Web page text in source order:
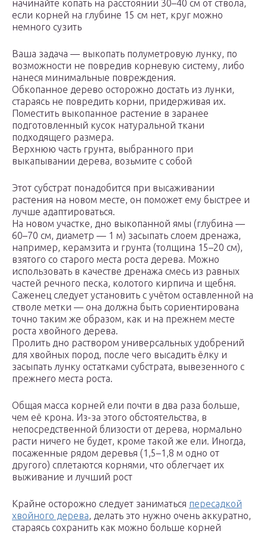
начинайте копать на расстоянии 30–40 см от ствола,
если корней на глубине 15 см нет, круг можно
немного сузить
Ваша задача — выкопать полуметровую лунку, по
возможности не повредив корневую систему, либо
нанеся минимальные повреждения.
Обкопанное дерево осторожно достать из лунки,
стараясь не повредить корни, придерживая их.
Поместить выкопанное растение в заранее
подготовленный кусок натуральной ткани
подходящего размера.
Верхнюю часть грунта, выбранного при
выкапывании дерева, возьмите с собой
Этот субстрат понадобится при высаживании
растения на новом месте, он поможет ему быстрее и
лучше адаптироваться.
На новом участке, дно выкопанной ямы (глубина —
60–70 см, диаметр — 1 м) засыпать слоем дренажа,
например, керамзита и грунта (толщина 15–20 см),
взятого со старого места роста дерева. Можно
использовать в качестве дренажа смесь из равных
частей речного песка, колотого кирпича и щебня.
Саженец следует установить с учётом оставленной на
стволе метки — она должна быть сориентирована
точно таким же образом, как и на прежнем месте
роста хвойного дерева.
Пролить дно раствором универсальных удобрений
для хвойных пород, после чего высадить ёлку и
засыпать лунку остатками субстрата, вывезенного с
прежнего места роста.
Общая масса корней ели почти в два раза больше,
чем её крона. Из-за этого обстоятельства, в
непосредственной близости от дерева, нормально
расти ничего не будет, кроме такой же ели. Иногда,
посаженные рядом деревья (1,5–1,8 м одно от
другого) сплетаются корнями, что облегчает их
выживание и лучший рост
Крайне осторожно следует заниматься пересадкой
хвойного дерева, делать это нужно очень аккуратно,
стараясь сохранить как можно больше корней